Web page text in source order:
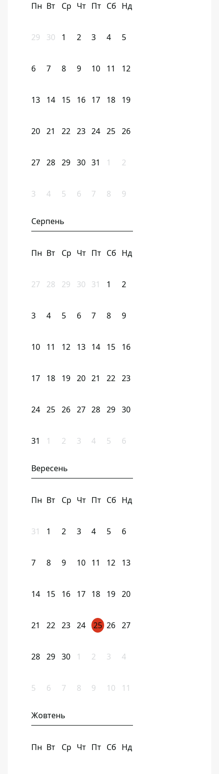
Пн Вт Ср Чт Пт Сб Нд
29 30 1 2 3 4 5
6 7 8 9 10 11 12
13 14 15 16 17 18 19
20 21 22 23 24 25 26
27 28 29 30 31 1 2
3 4 5 6 7 8 9
Серпень
Пн Вт Ср Чт Пт Сб Нд
27 28 29 30 31 1 2
3 4 5 6 7 8 9
10 11 12 13 14 15 16
17 18 19 20 21 22 23
24 25 26 27 28 29 30
31 1 2 3 4 5 6
Вересень
Пн Вт Ср Чт Пт Сб Нд
31 1 2 3 4 5 6
7 8 9 10 11 12 13
14 15 16 17 18 19 20
21 22 23 24 25 26 27
28 29 30 1 2 3 4
5 6 7 8 9 10 11
Жовтень
Пн Вт Ср Чт Пт Сб Нд